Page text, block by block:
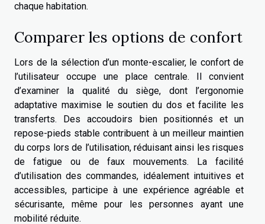
chaque habitation.
Comparer les options de confort
Lors de la sélection d’un monte-escalier, le confort de
l’utilisateur occupe une place centrale. Il convient
d’examiner la qualité du siège, dont l’ergonomie
adaptative maximise le soutien du dos et facilite les
transferts. Des accoudoirs bien positionnés et un
repose-pieds stable contribuent à un meilleur maintien
du corps lors de l’utilisation, réduisant ainsi les risques
de fatigue ou de faux mouvements. La facilité
d’utilisation des commandes, idéalement intuitives et
accessibles, participe à une expérience agréable et
sécurisante, même pour les personnes ayant une
mobilité réduite.